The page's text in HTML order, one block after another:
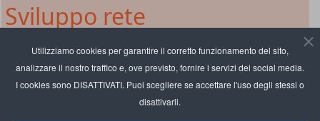
Utilizziamo cookies per garantire il corretto funzionamento del sito,
analizzare il nostro traffico e, ove previsto, fornire i servizi dei social media.
I cookies sono DISATTIVATI. Puoi scegliere se accettare l'uso degli stessi o
disattivarli.
Sviluppo rete
Princi, l'arte della panificazione
entra in Stazione Centrale a